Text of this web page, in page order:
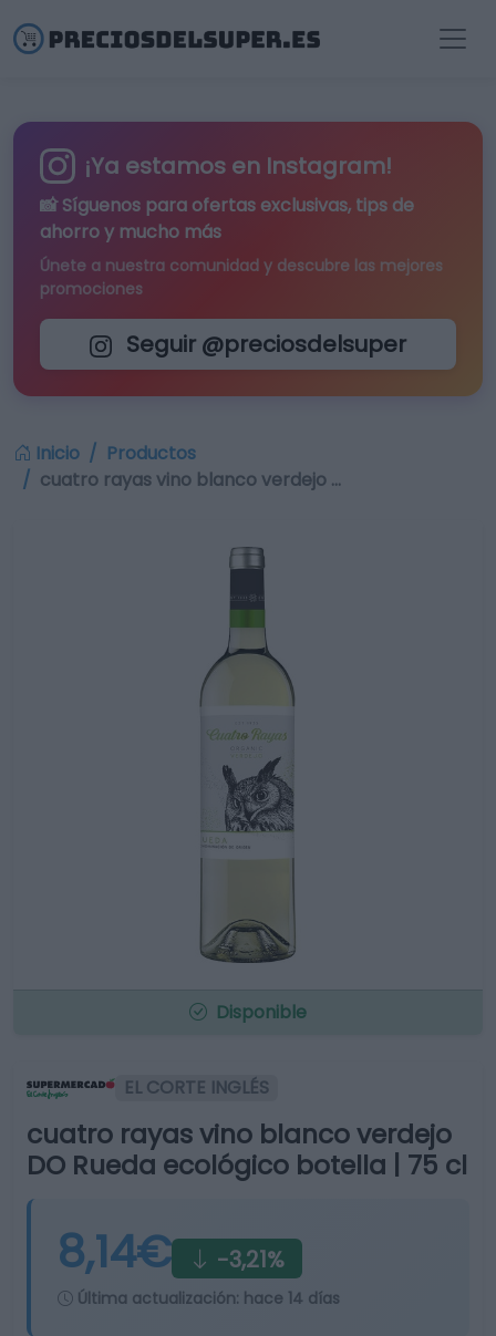
¡Ya estamos en Instagram!
📸 Síguenos para ofertas exclusivas, tips de
ahorro y mucho más
Únete a nuestra comunidad y descubre las mejores
promociones
Seguir @preciosdelsuper
Inicio
Productos
cuatro rayas vino blanco verdejo …
Disponible
EL CORTE INGLÉS
cuatro rayas vino blanco verdejo
DO Rueda ecológico botella | 75 cl
8,14€ -3,21%
Última actualización: hace 14 días